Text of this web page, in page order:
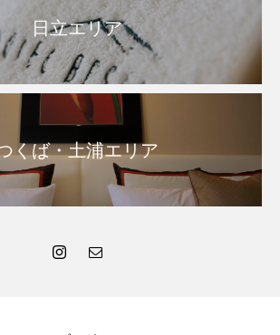
日立エリア
くば・土浦エリア